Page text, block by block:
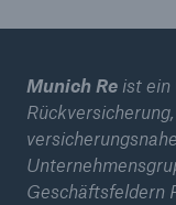
Munich Reist ein
Geschäftsfeldern